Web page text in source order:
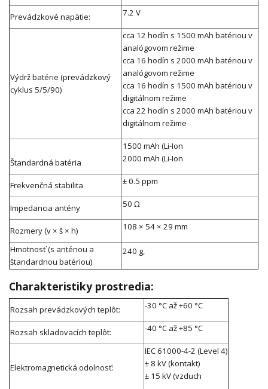
Prevádzkové napätie: 7.2 V
Výdrž batérie (prevádzkový
cyklus 5/5/90)
cca 12 hodín s 1500 mAh batériou v
analógovom režime
cca 16 hodín s 2000 mAh batériou v
analógovom režime
cca 16 hodín s 1500 mAh batériou v
digitálnom režime
cca 22 hodín s 2000 mAh batériou v
digitálnom režime
Štandardná batéria
1500 mAh (Li-Ion
2000 mAh (Li-Ion
Frekvenčná stabilita ± 0.5 ppm
Impedancia antény 50 Ω
Rozmery (v × š × h) 108 × 54 × 29 mm
Hmotnosť (s anténou a
štandardnou batériou)
240 g,
Charakteristiky prostredia:
Rozsah prevádzkových teplôt: -30 °C až +60 °C
Rozsah skladovacích teplôt: -40 °C až +85 °C
Elektromagnetická odolnosť:
IEC 61000-4-2 (Level 4)
± 8 kV (kontakt)
± 15 kV (vzduch